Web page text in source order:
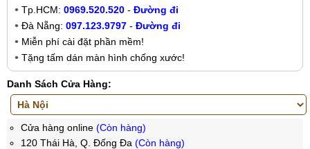
Tp.HCM: 0969.520.520 - Đường đi
Đà Nẵng: 097.123.9797 - Đường đi
Miễn phí cài đặt phần mềm!
Tặng tấm dán màn hình chống xước!
Danh Sách Cửa Hàng:
Cửa hàng online (Còn hàng)
120 Thái Hà, Q. Đống Đa (Còn hàng)